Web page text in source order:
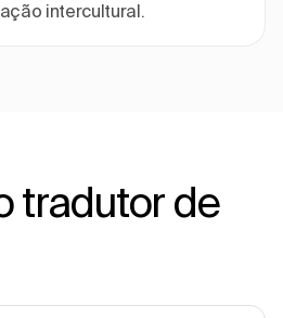
intercultural.
tradutor de